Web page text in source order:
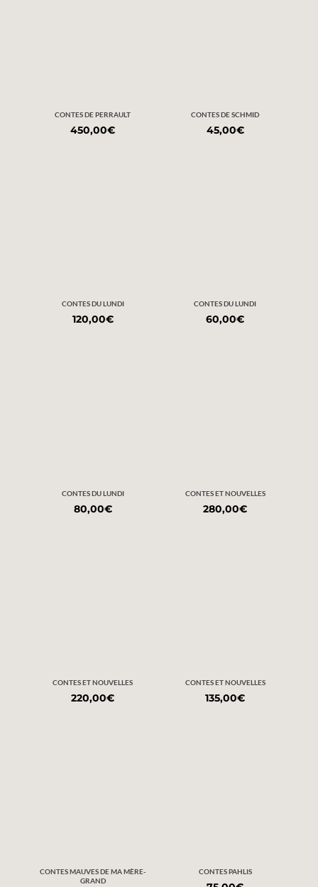
CONTES DE PERRAULT
450,00€
CONTES DE SCHMID
45,00€
CONTES DU LUNDI
120,00€
CONTES DU LUNDI
60,00€
CONTES DU LUNDI
80,00€
CONTES ET NOUVELLES
280,00€
CONTES ET NOUVELLES
220,00€
CONTES ET NOUVELLES
135,00€
CONTES MAUVES DE MA MÈRE-
GRAND
CONTES PAHLIS